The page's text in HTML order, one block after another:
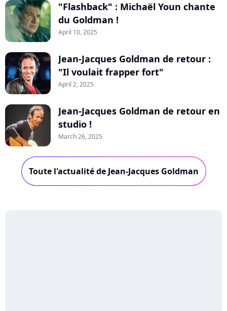
"Flashback" : Michaël Youn chante
du Goldman !
April 10, 2025
Jean-Jacques Goldman de retour :
"Il voulait frapper fort"
April 2, 2025
Jean-Jacques Goldman de retour en
studio !
March 26, 2025
Toute l'actualité de Jean-Jacques Goldman